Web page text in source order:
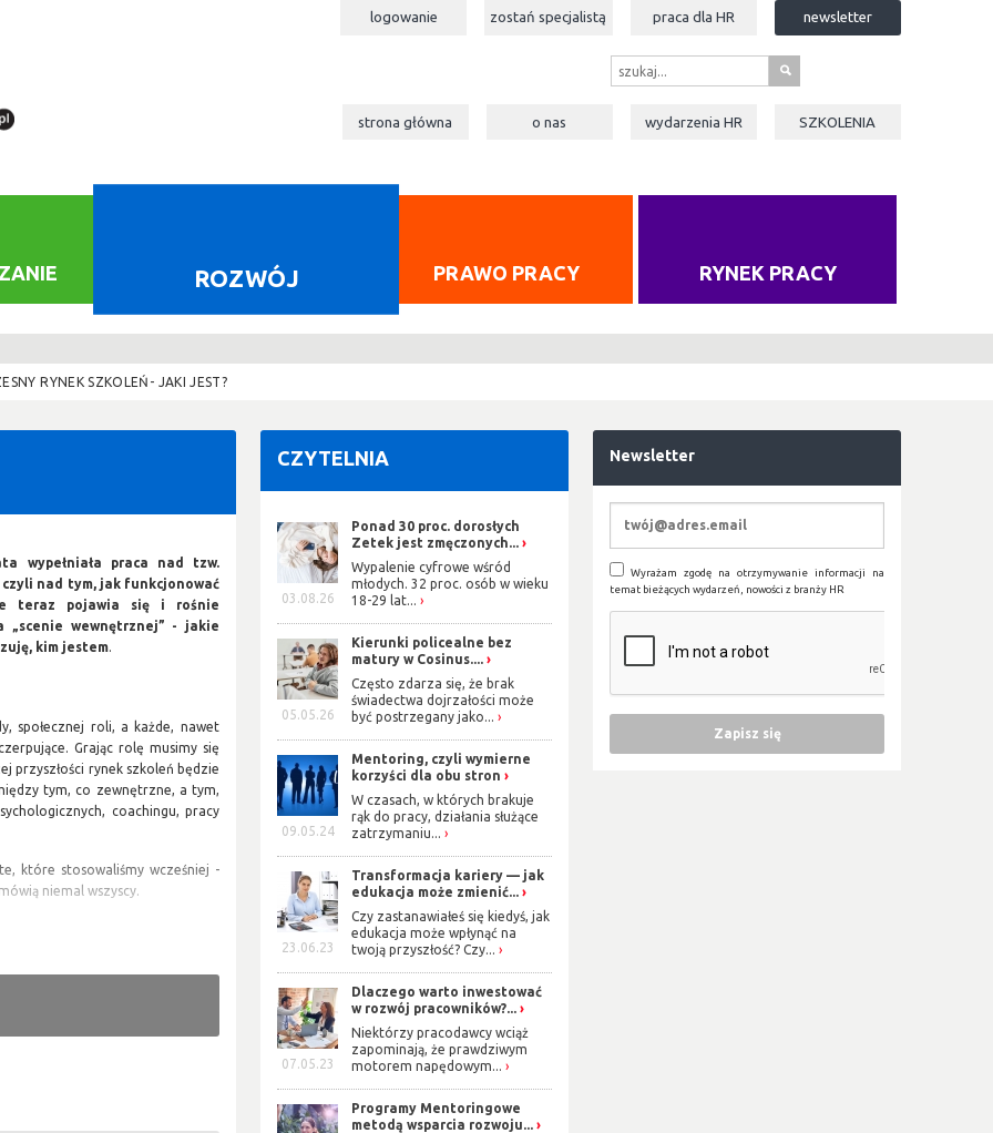
logowanie zostań specjalistą praca dla HR newsletter
s
strona główna o nas wydarzenia HR SZKOLENIA
ROZWÓJ PRAWO PRACY RYNEK PRACY
RYNEK SZKOLEŃ- JAKI JEST?
wypełniała praca nad tzw.
czyli nad tym, jak funkcjonować
teraz pojawia się i rośnie
„scenie wewnętrznej” - jakie
kim jestem
społecznej roli, a każde, nawet
Grając rolę musimy się
przyszłości rynek szkoleń będzie
tym, co zewnętrzne, a tym,
coachingu, pracy
które stosowaliśmy wcześniej -
niemal wszyscy.
zaczyna współistnieć z
zrównoważenia rynku. Nie będzie
równowagi poprzez
która bardzo dobrze wpisuje
Obie te formy są dynamiczne,
CZYTELNIA
03.08.26
Ponad 30 proc. dorosłych
Zetek jest zmęczonych...
Wypalenie cyfrowe wśród
młodych. 32 proc. osób w wieku
18-29 lat...
05.05.26
Kierunki policealne bez
matury w Cosinus....
Często zdarza się, że brak
świadectwa dojrzałości może
być postrzegany jako...
09.05.24
Mentoring, czyli wymierne
korzyści dla obu stron
W czasach, w których brakuje
rąk do pracy, działania służące
zatrzymaniu...
23.06.23
Transformacja kariery — jak
edukacja może zmienić...
Czy zastanawiałeś się kiedyś, jak
edukacja może wpłynąć na
twoją przyszłość? Czy...
07.05.23
Dlaczego warto inwestować
w rozwój pracowników?...
Niektórzy pracodawcy wciąż
zapominają, że prawdziwym
motorem napędowym...
Programy Mentoringowe
metodą wsparcia rozwoju...
Newsletter
Wyrażam zgodę na otrzymywanie informacji na
temat bieżących wydarzeń, nowości z branży HR